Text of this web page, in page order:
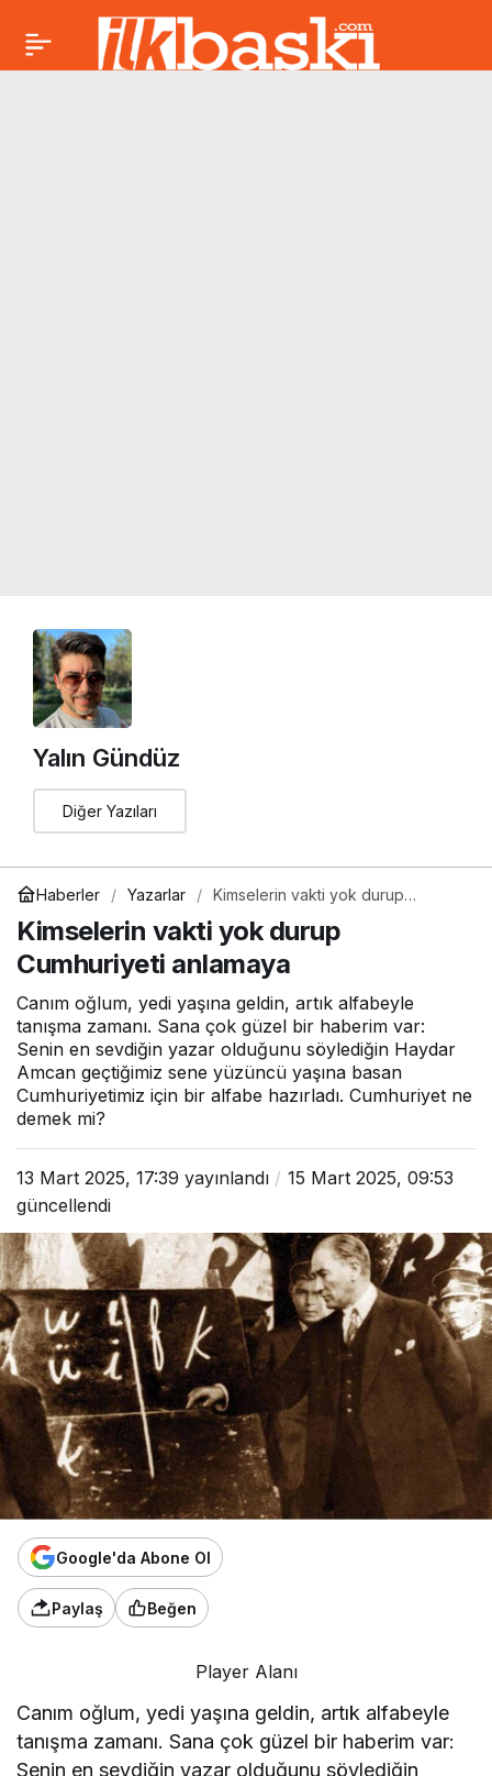
Yalın Gündüz
Diğer Yazıları
Haberler Yazarlar
Kimselerin vakti yok durup
Kimselerin vakti yok durup
Cumhuriyeti anlamaya
Canım oğlum, yedi yaşına geldin, artık alfabeyle
tanışma zamanı. Sana çok güzel bir haberim var:
Senin en sevdiğin yazar olduğunu söylediğin Haydar
Amcan geçtiğimiz sene yüzüncü yaşına basan
Cumhuriyetimiz için bir alfabe hazırladı. Cumhuriyet ne
demek mi?
13 Mart 2025, 17:39 yayınlandı
15 Mart 2025, 09:53
güncellendi
Google'da Abone Ol
Paylaş Beğen
Player Alanı
Canım oğlum, yedi yaşına geldin, artık alfabeyle
tanışma zamanı. Sana çok güzel bir haberim var:
Senin en sevdiğin yazar olduğunu söylediğin
Deniz: Yaşamın